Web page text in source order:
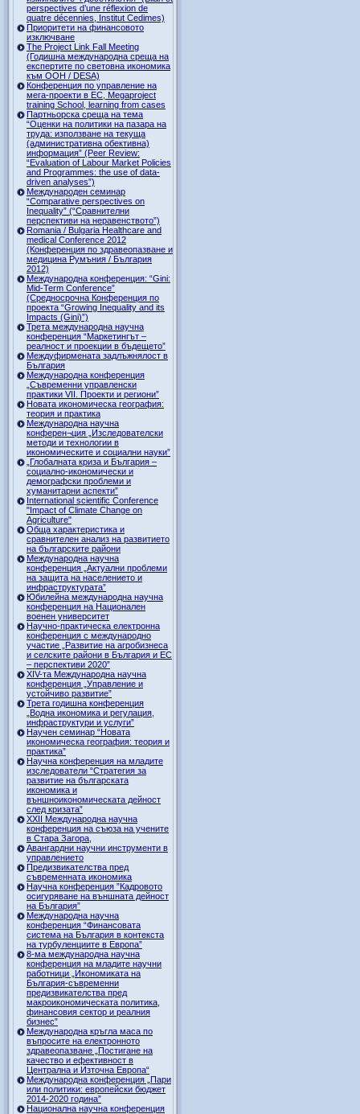
perspectives d’une réflexion de
quatre décennies, Institut Cedimes)
Приоритети на финансовото
изключване
The Project Link Fall Meeting
(Годишна международна среща на
експертите по световна икономика
към ООН / DESA)
Конференция по управление на
мега-проекти в ЕС, Megaproject
training School, learning from cases
Партньорска среща на тема
“Оценки на политики на пазара на
труда: използване на текуща
(административна обективна)
информация” (Peer Review:
“Evaluation of Labour Market Policies
and Programmes: the use of data-
driven analyses”)
Международен семинар
“Comparative perspectives on
Inequality” (“Сравнителни
перспективи на неравенството”)
Romania / Bulgaria Healthcare and
medical Conference 2012
(Конференция по здравеопазване и
медицина Румъния / България
2012)
Международна конференция: “Gini:
Mid-Term Conference”
(Средносрочна Конференция по
проекта “Growing Inequality and its
Impacts (Gini)”)
Трета международна научна
конференция “Маркетингът –
реалност и проекции в бъдещето”
Междуфирмената задлъжнялост в
България
Международна конференция
„Съвременни управленски
практики VII. Проекти и региони”
Новата икономическа география:
теория и практика
Международна научна
конферен¬ция „Изследователски
методи и технологии в
икономическите и социални науки”
„Глобалната криза и България –
социално-икономически и
демографски проблеми и
хуманитарни аспекти”
International scientific Conference
"Impact of Climate Change on
Agriculture"
Обща характеристика и
сравнителен анализ на развитието
на българските райони
Международна научна
конференция „Актуални проблеми
на защита на населението и
инфраструктурата”
Юбилейна международна научна
конференция на Национален
военен университет
Научно-практическа електронна
конференция с международно
участие „Развитие на агробизнеса
и селските райони в България и ЕС
– перспективи 2020”
XIV-та Международна научна
конференция „Управление и
устойчиво развитие”
Трета годишна конференция
„Водна икономика и регулация,
инфраструктури и услуги”
Научен семинар “Новата
икономическа география: теория и
практика”
Научна конференция на младите
изследователи “Стратегия за
развитие на българската
икономика и
външноикономическата дейност
след кризата”
ХХII Международна научна
конференция на съюза на учените
в Стара Загора,
Авангардни научни инструменти в
управлението
Предизвикателства пред
съвременната икономика
Научна конференция ”Кадровото
осигуряване на външната дейност
на България”
Международна научна
конференция “Финансовата
система на България в контекста
на турбуленциите в Европа”
8-ма международна научна
конференция на младите научни
работници „Икономиката на
България-съвременни
предизвикателства пред
макроикономическата политика,
финансовия сектор и реалния
бизнес”
Международна кръгла маса по
въпросите на електронното
здравеопазване „Постигане на
качество и ефективност в
Централна и Източна Европа“
Международна конференция „Пари
или политики: европейски бюджет
2014-2020 година”
Национална научна конференция